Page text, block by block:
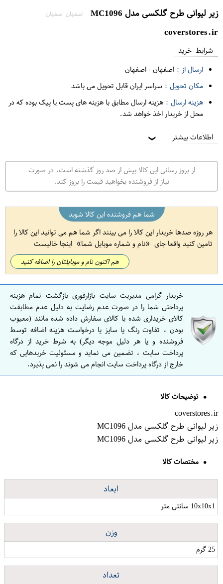
زیر لیوانی طرح گلکسی مدل MC1096 اصفهان اصفهان
coverstores.ir
شرایط خرید
ارسال از : اصفهان-اصفهان
مکان تحویل : سراسر ایران قابل تحویل می باشد
هزینه ارسال : هزینه ارسال مطابق با هزینه های پست یا پیک بوده که در
محل از خریدار اخذ خواهد شد.
اطلاعات بیشتر ❯
از بروز رسانی این کالا بیش از صد روز گذشته است. در صورت
نیاز از فروشنده بخواهید قیمت را بروز کند.
شما هم فروشنده این کالا شوید
هر روزه صدها خریدار این کالا را می بینند اگر شما هم می توانید این کالا را
تامین کنید واقعا جای
نام و شماره موبایل شما اینجا خالیست
هم اکنون نام و موبایلتان را اضافه کنید
خریدار گرامی مدیریت سایت بازارفوری بازگشت تمام هزینه
پرداختی شما را در صورت عدم رضایت به دلیل عدم مطابقت
کالای خریداری شده با کالای سفارش داده شده مانند (معیوب
بودن ، تفاوت رنگ یا سایز یا درخواست هزینه اضافه توسط
فروشنده و یا هر دلیل موجه دیگر) به شرط خرید از درگاه
پرداخت سایت ، تضمین می نماید و مسئولیت خریدهایی که
خارج از درگاه پرداخت سایت انجام می شوند را نمی پذیرد.
توضیحات کالا
coverstores.ir
زیر لیوانی طرح گلکسی مدل MC1096
زیر لیوانی طرح گلکسی مدل MC1096
مختصات کالا
ابعاد
10x10x1 سانتی متر
وزن
25 گرم
تعداد